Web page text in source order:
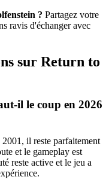
? Partagez votre
ravis d'échanger avec
sur Return to
il le coup en 2026
il reste parfaitement
et le gameplay est
reste active et le jeu a